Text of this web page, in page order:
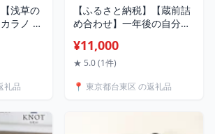
浅草の
ラノ 本
本革 レ
ンズ ブ
仕事 卒
礼品
【ふるさと納税】【蔵前詰
め合わせ】一年後の自分に
ット＆コーヒー (1名様分
or2名様分) 手紙 レターセッ
ハガキ 自分への手紙 タイ
¥11,000
★ 5.0 (1件)
📍 東京都台東区 の返礼品